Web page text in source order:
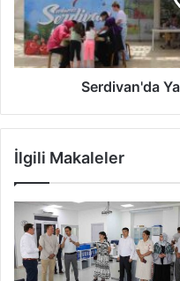
Serdivan'da
İlgili Makaleler